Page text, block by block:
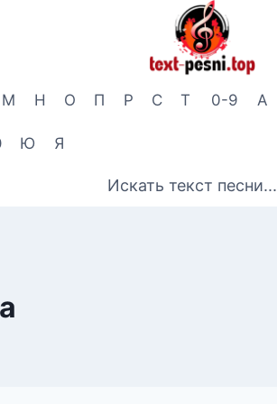
М Н О П Р С Т
Ю Я
0-9 A
Искать текст песни...